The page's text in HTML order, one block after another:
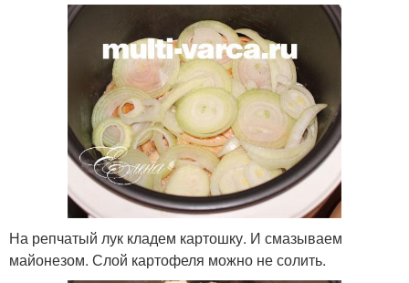
На репчатый лук кладем картошку. И смазываем
майонезом. Слой картофеля можно не солить.